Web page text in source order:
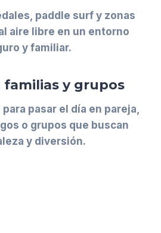
paddle surf y zonas
aire libre en un entorno
y familiar.
familias y grupos
pasar el día en pareja,
o grupos que buscan
y diversión.